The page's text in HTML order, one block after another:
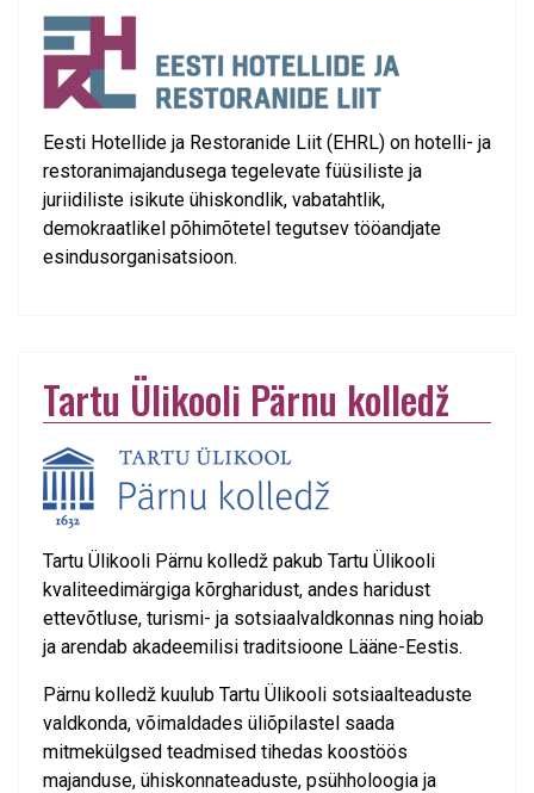
Eesti Hotellide ja Restoranide Liit (EHRL) on hotelli- ja
restoranimajandusega tegelevate füüsiliste ja
juriidiliste isikute ühiskondlik, vabatahtlik,
demokraatlikel põhimõtetel tegutsev tööandjate
esindusorganisatsioon.
Tartu Ülikooli Pärnu kolledž
Tartu Ülikooli Pärnu kolledž pakub Tartu Ülikooli
kvaliteedimärgiga kõrgharidust, andes haridust
ettevõtluse, turismi- ja sotsiaalvaldkonnas ning hoiab
ja arendab akadeemilisi traditsioone Lääne-Eestis.
Pärnu kolledž kuulub Tartu Ülikooli sotsiaalteaduste
valdkonda, võimaldades üliõpilastel saada
mitmekülgsed teadmised tihedas koostöös
majanduse, ühiskonnateaduste, psühholoogia ja